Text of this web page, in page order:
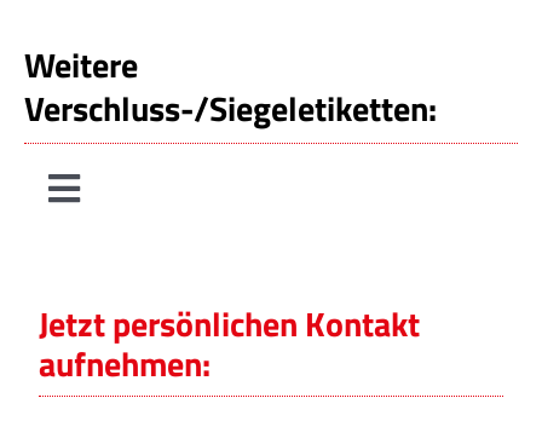
Weitere
Verschluss-/Siegeletiketten:
Toggle
Produktsiegeletikett
Flaschensiegeletikett
Jetzt persönlichen Kontakt
aufnehmen: